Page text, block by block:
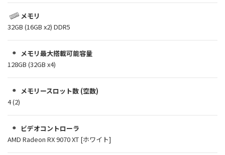
メモリ
32GB (16GB x2) DDR5
メモリ最大搭載可能容量
128GB (32GB x4)
メモリースロット数 (空数)
4 (2)
ビデオコントローラ
AMD Radeon RX 9070 XT [ホワイト]